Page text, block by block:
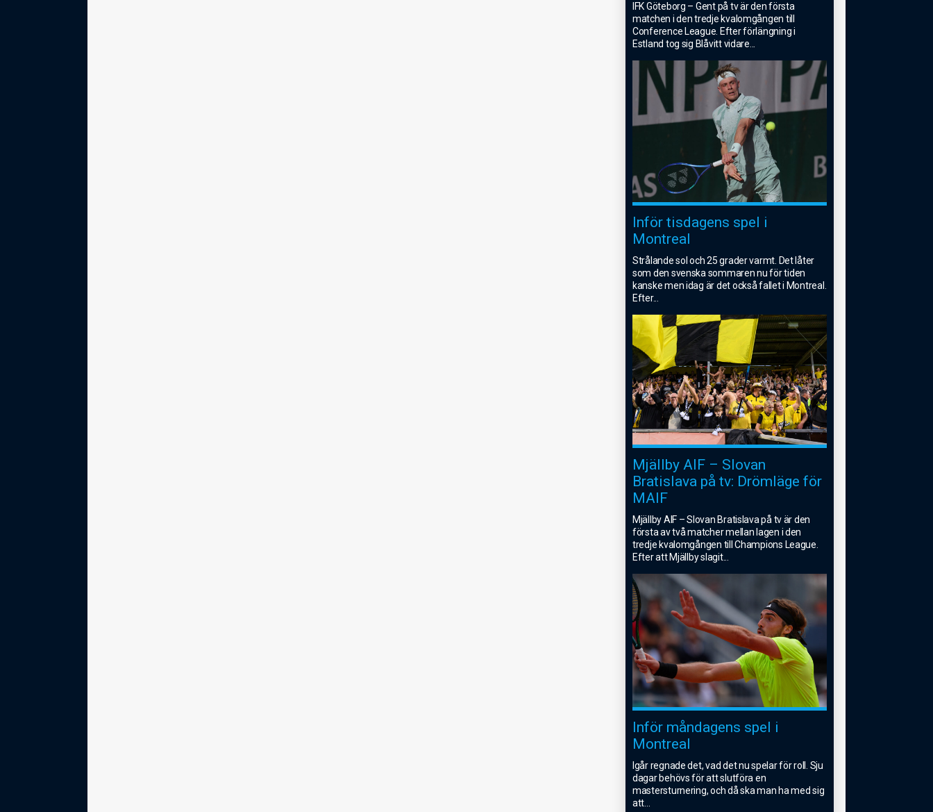
IFK Göteborg – Gent på tv är den första
matchen i den tredje kvalomgången till
Conference League. Efter förlängning i
Estland tog sig Blåvitt vidare...
Inför tisdagens spel i
Montreal
Strålande sol och 25 grader varmt. Det låter
som den svenska sommaren nu för tiden
kanske men idag är det också fallet i Montreal.
Efter...
Mjällby AIF – Slovan
Bratislava på tv: Drömläge för
MAIF
Mjällby AIF – Slovan Bratislava på tv är den
första av två matcher mellan lagen i den
tredje kvalomgången till Champions League.
Efter att Mjällby slagit...
Inför måndagens spel i
Montreal
Igår regnade det, vad det nu spelar för roll. Sju
dagar behövs för att slutföra en
mastersturnering, och då ska man ha med sig
att